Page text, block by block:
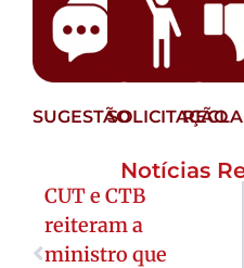
SUGESTÃOSOLICITAÇÃO
Notícias
CUT e CTB
reiteram a
ministro que